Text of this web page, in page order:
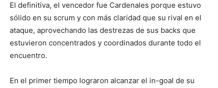
El definitiva, el vencedor fue Cardenales porque estuvo
sólido en su scrum y con más claridad que su rival en el
ataque, aprovechando las destrezas de sus backs que
estuvieron concentrados y coordinados durante todo el
encuentro.
En el primer tiempo lograron alcanzar el in-goal de su